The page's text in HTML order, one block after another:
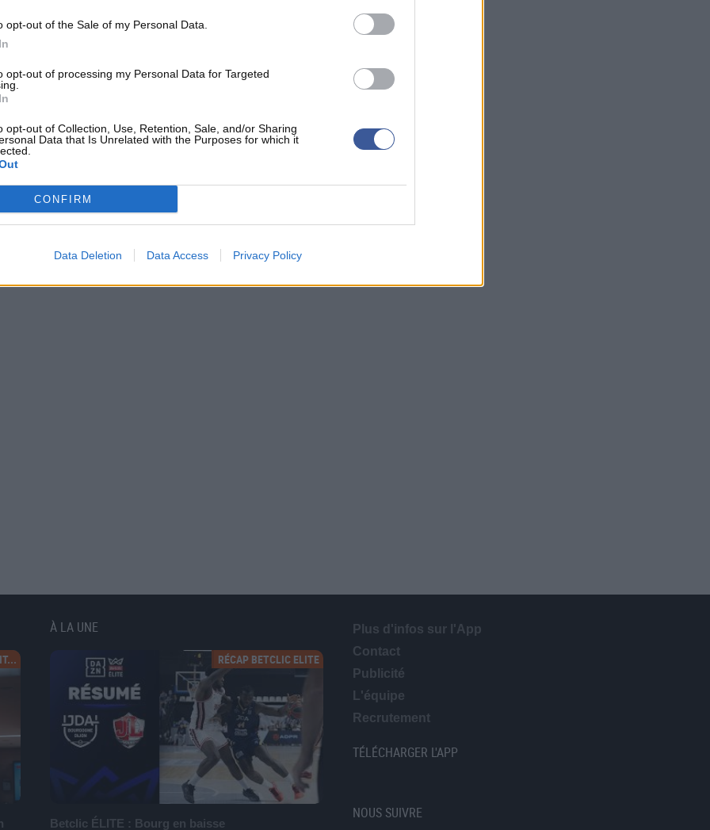
opt-out of the Sale of my Personal Data.
opt-out of processing my Personal Data for Targeted
opt-out of Collection, Use, Retention, Sale, and/or Sharing
Data that Is Unrelated with the Purposes for which it
CONFIRM
Data Deletion Data Access Privacy Policy
CANARIA
À LA UNE
RÉCAP BETCLIC ELITE
Betclic ÉLITE : Bourg en baisse
Plus d'infos sur l'App
Contact
Publicité
L'équipe
Recrutement
TÉLÉCHARGER L'APP
NOUS SUIVRE